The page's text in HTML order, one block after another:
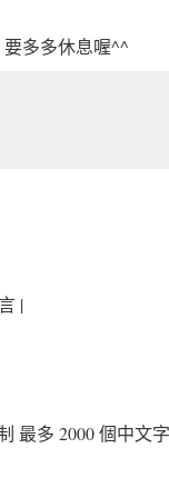
多多休息喔^^
|
最多 2000 個中文